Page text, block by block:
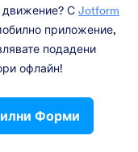
движение? С Jotform
приложение,
подадени
офлайн!
Форми